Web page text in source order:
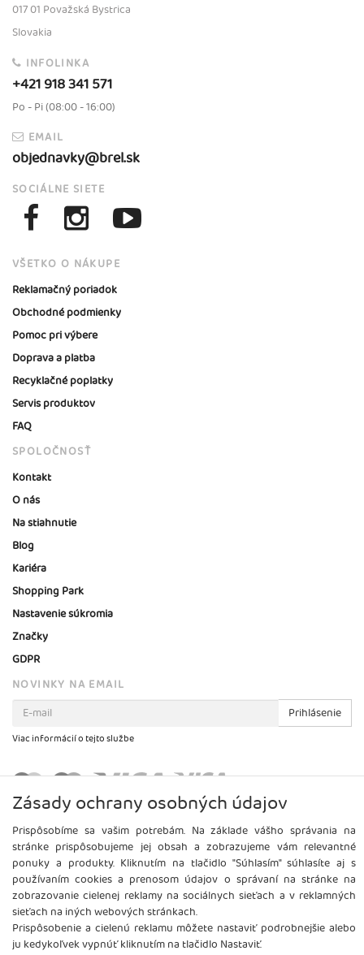
017 01 Považská Bystrica
Slovakia
INFOLINKA
+421 918 341 571
Po - Pi (08:00 - 16:00)
EMAIL
objednavky@brel.sk
SOCIÁLNE SIETE
VŠETKO O NÁKUPE
Reklamačný poriadok
Obchodné podmienky
Pomoc pri výbere
Doprava a platba
Recyklačné poplatky
Servis produktov
FAQ
SPOLOČNOSŤ
Kontakt
O nás
Na stiahnutie
Blog
Kariéra
Shopping Park
Nastavenie súkromia
Značky
GDPR
NOVINKY NA EMAIL
Prihlásenie
Viac informácií o tejto službe
Zásady ochrany osobných údajov
Prispôsobíme sa vašim potrebám. Na základe vášho správania na
stránke prispôsobujeme jej obsah a zobrazujeme vám relevantné
ponuky a produkty. Kliknutím na tlačidlo "Súhlasím" súhlasíte aj s
používaním cookies a prenosom údajov o správaní na stránke na
zobrazovanie cielenej reklamy na sociálnych sieťach a v reklamných
sieťach na iných webových stránkach.
Prispôsobenie a cielenú reklamu môžete nastaviť podrobnejšie alebo
ju kedykoľvek vypnúť kliknutím na tlačidlo Nastaviť.